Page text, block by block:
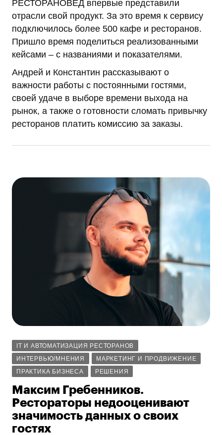
РЕСТОРАНОВЕД впервые представили
отрасли свой продукт. За это время к сервису
подключилось более 500 кафе и ресторанов.
Пришло время поделиться реализованными
кейсами – с названиями и показателями.
Андрей и Константин рассказывают о
важности работы с постоянными гостями,
своей удаче в выборе времени выхода на
рынок, а также о готовности сломать привычку
ресторанов платить комиссию за заказы.
IT И АВТОМАТИЗАЦИЯ РЕСТОРАНОВ
ИНТЕРВЬЮ/МНЕНИЯ
МАРКЕТИНГ И ПРОДВИЖЕНИЕ
ПРАКТИКА БИЗНЕСА
РЕШЕНИЯ
Максим Гребенников.
Рестораторы недооценивают
значимость данных о своих
гостях